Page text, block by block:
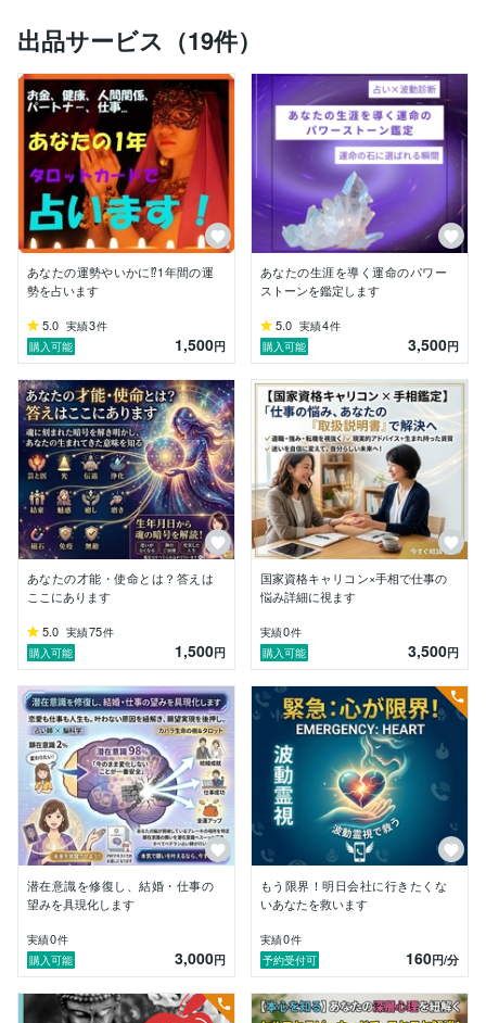
うつ病で心も体も動かなくなり、
未来なんて信じられなくなっていたんです。
けれど、どん底の私に光を差してくれたのが、
「占い」でした。
ある夜、夢の中で出会った黒いヴェールの女性。
彼女はタロットを静かに並べ、
私を見つめて言いました。
「あなたは“視える人”なのね」
その瞬間、色とりどりの光とともに、
たくさんの声や情景が浮かんできました。
目が覚めても、
その不思議な体験とカードの意味は、
ずっと心に残っていました。
それをきっかけに私は、
タロットと霊感の世界に
真剣に向き合うようになりました。
人の心に寄り添い、
その人が本来持っている
「未来を選び取る力」を信じる——
それが、私の占いの原点であり、
今もずっと大切にしている想いです。
◆「あなたを否定しない」
◆「どんな未来でも、きっと明るい方へ変えていける」
そんな信念を持って、
どんなご相談にも耳を傾けています。
占いは、当てるものではなく
「見つけ直すもの」だと思っています。
本当のあなた。
心の奥にある、まだ信じたいと思っている未来——。
私の占いを受けた方からは、
出品サービス（19件）
あなたの運勢やいかに⁉1年間の運
勢を占います
5.0 実績3件
購入可能
1,500円
あなたの生涯を導く運命のパワー
ストーンを鑑定します
5.0 実績4件
購入可能
3,500円
あなたの才能・使命とは？答えは
ここにあります
5.0 実績75件
購入可能
1,500円
国家資格キャリコン×手相で仕事の
悩み詳細に視ます
実績0件
購入可能
3,500円
潜在意識を修復し、結婚・仕事の
望みを具現化します
実績0件
購入可能
3,000円
もう限界！明日会社に行きたくな
いあなたを救います
実績0件
予約受付可
160円/分